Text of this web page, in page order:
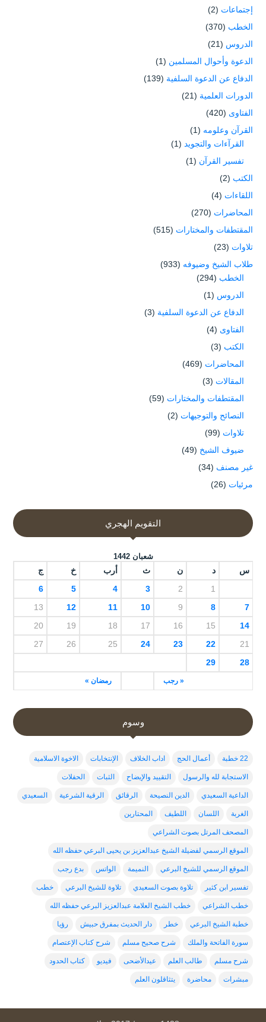
إجتماعات (2)
الخطب (370)
الدروس (21)
الدعوة وأحوال المسلمين (1)
الدفاع عن الدعوة السلفية (139)
الدورات العلمية (21)
الفتاوى (420)
القرآن وعلومه (1)
القرآءات والتجويد (1)
تفسير القرآن (1)
الكتب (2)
اللقاءات (4)
المحاضرات (270)
المقتطفات والمختارات (515)
تلاوات (23)
طلاب الشيخ وضيوفه (933)
الخطب (294)
الدروس (1)
الدفاع عن الدعوة السلفية (3)
الفتاوى (4)
الكتب (3)
المحاضرات (469)
المقالات (3)
المقتطفات والمختارات (59)
النصائح والتوجيهات (2)
تلاوات (99)
ضيوف الشيخ (49)
غير مصنف (34)
مرئيات (26)
التقويم الهجري
شعبان 1442
س د ن ث أرب خ ج
« رجب رمضان »
1
2
3
4
5
6
7
8
9
10
11
12
13
14
15
16
17
18
19
20
21
22
23
24
25
26
27
28
29
وسوم
22 خطبة أعمال الحج اداب الخلاف الإنتخابات الاخوة الاسلامية
الاستجابة لله والرسول التقييد والإيضاح الثبات الحفلات
الداعية السعيدي الدين النصيحة الرقائق الرقية الشرعية السعيدي
الغربة اللسان اللطيف المحتارين
المصحف المرتل بصوت الشراعي
الموقع الرسمي لفضيلة الشيخ عبدالعزيز بن يحيى البرعي حفظه الله
الموقع الرسمي للشيخ البرعي النميمة الواتس بدع رجب
تفسير ابن كثير تلاوة بصوت السعيدي تلاوة للشيخ البرعي خطب
خطب الشراعي خطب الشيخ العلامة عبدالعزيز البرعي حفظه الله
خطبة الشيخ البرعي خطر دار الحديث بمفرق حبيش رؤيا
سورة الفاتحة والملك شرح صحيح مسلم شرح كتاب الإعتصام
شرح مسلم طالب العلم عيدالأضحى فيديو كتاب الحدود
مبشرات محاضرة يتثاقلون العلم